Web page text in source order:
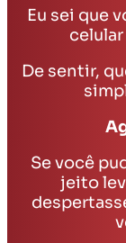
Eu sei que
De sentir,
Se você
jeito